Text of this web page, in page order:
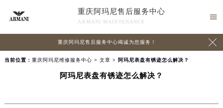
重庆阿玛尼售后服务中心
ARMANI MAINTENANCE

重庆阿玛尼售后服务中心竭诚为您服务！ 
当前位置： 重庆阿玛尼维修服务中心 > 文章 > 阿玛尼表盘有锈迹怎么解决？
阿玛尼表盘有锈迹怎么解决？